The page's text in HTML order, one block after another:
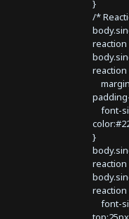
}
/*
reaction
font-
}
reaction
reaction
font-